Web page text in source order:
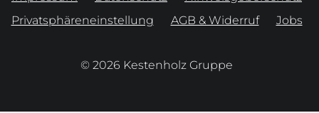
Privatsphäreneinstellung
AGB & Widerruf Jobs
© 2026 Kestenholz Gruppe